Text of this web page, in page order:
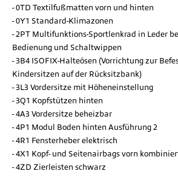
0TD Textilfußmatten vorn und hinten
0Y1 Standard-Klimazonen
2PT Multifunktions-Sportlenkrad in Leder
Bedienung und Schaltwippen
3B4 ISOFIX-Halteösen (Vorrichtung zur
Kindersitzen auf der Rücksitzbank)
3L3 Vordersitze mit Höheneinstellung
3Q1 Kopfstützen hinten
4A3 Vordersitze beheizbar
4P1 Modul Boden hinten Ausführung 2
4R1 Fensterheber elektrisch
4X1 Kopf- und Seitenairbags vorn
4ZD Zierleisten schwarz